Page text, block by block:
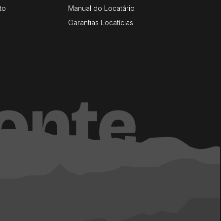
Manual do Locatário
Garantias Locatícias